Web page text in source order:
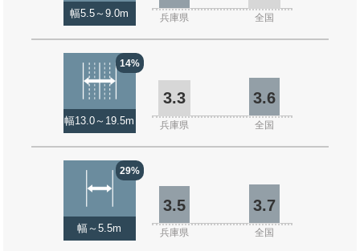
幅5.5～9.0m 兵庫県 全国
14%
幅13.0～19.5m
3.3 3.6
兵庫県 全国
29%
幅～5.5m
3.5 3.7
兵庫県 全国